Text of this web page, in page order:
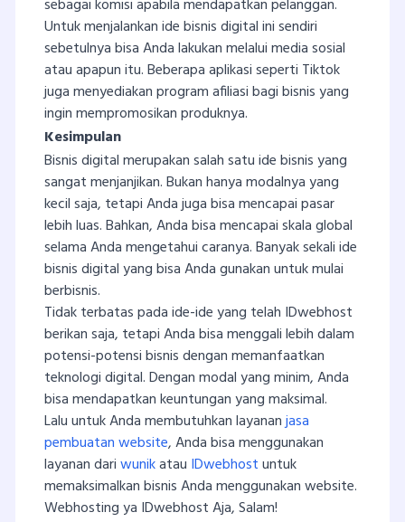
sebagai komisi apabila mendapatkan pelanggan.
Untuk menjalankan ide bisnis digital ini sendiri
sebetulnya bisa Anda lakukan melalui media sosial
atau apapun itu. Beberapa aplikasi seperti Tiktok
juga menyediakan program afiliasi bagi bisnis yang
ingin mempromosikan produknya.
Kesimpulan
Bisnis digital merupakan salah satu ide bisnis yang
sangat menjanjikan. Bukan hanya modalnya yang
kecil saja, tetapi Anda juga bisa mencapai pasar
lebih luas. Bahkan, Anda bisa mencapai skala global
selama Anda mengetahui caranya. Banyak sekali ide
bisnis digital yang bisa Anda gunakan untuk mulai
berbisnis.
Tidak terbatas pada ide-ide yang telah IDwebhost
berikan saja, tetapi Anda bisa menggali lebih dalam
potensi-potensi bisnis dengan memanfaatkan
teknologi digital. Dengan modal yang minim, Anda
bisa mendapatkan keuntungan yang maksimal.
Lalu untuk Anda membutuhkan layananjasa
pembuatan website, Anda bisa menggunakan
layanan dariwunikatau IDwebhostuntuk
memaksimalkan bisnis Anda menggunakan website.
Webhosting ya IDwebhost Aja, Salam!